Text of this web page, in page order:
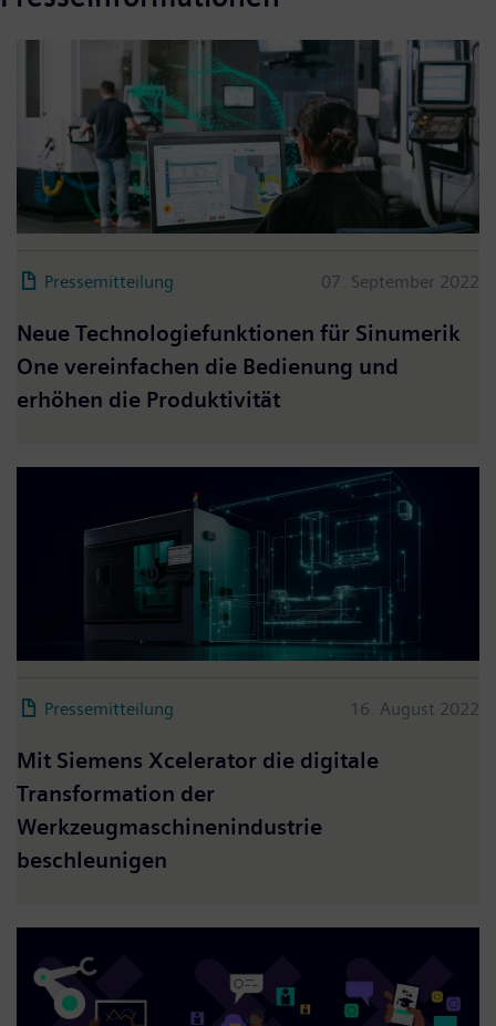
Pressemitteilung 07. September 2022
Neue Technologiefunktionen für Sinumerik
One vereinfachen die Bedienung und
erhöhen die Produktivität
Pressemitteilung 16. August 2022
Mit Siemens Xcelerator die digitale
Transformation der
Werkzeugmaschinenindustrie
beschleunigen